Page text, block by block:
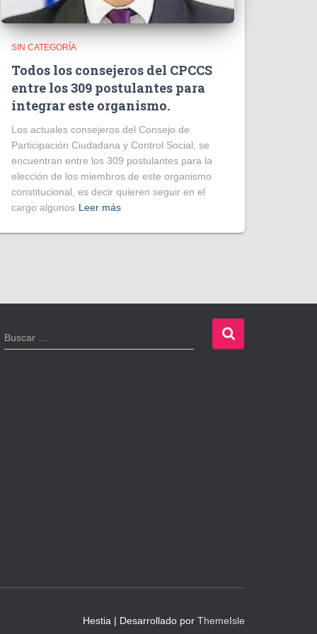
SIN CATEGORÍA
Todos los consejeros del CPCCS
entre los 309 postulantes para
integrar este organismo.
Los actuales consejeros del Consejo de
Participación Ciudadana y Control Social, se
encuentran entre los 309 postulantes para la
elección de los miembros de este organismo
constitucional, es decir quieren seguir en el
cargo algunos Leer más
B
u
Buscar …
Hestia | Desarrollado por ThemeIsle